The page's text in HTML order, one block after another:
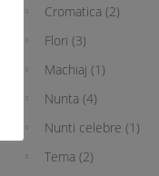
Cromatica (2)
Flori (3)
Machiaj (1)
Nunta (4)
Nunti celebre (1)
Tema (2)